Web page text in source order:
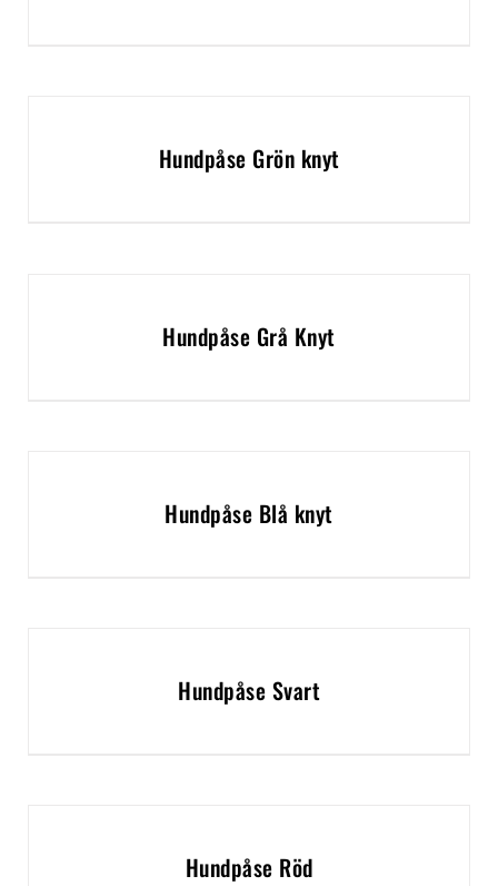
Hundpåse Grön knyt
Hundpåse Grå Knyt
Hundpåse Blå knyt
Hundpåse Svart
Hundpåse Röd